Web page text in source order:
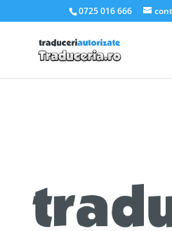
.et_pb_slider_container_inner {
0725 016 666